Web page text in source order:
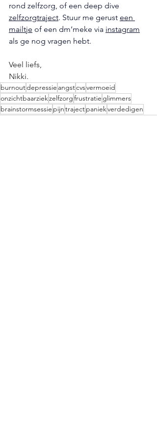
rond zelfzorg, of een deep dive
zelfzorgtraject. Stuur me gerust een
mailtje of een dm’meke via instagram
als ge nog vragen hebt.
Veel liefs,
Nikki.
burnoutdepressie angstcvsvermoeid
onzichtbaarziekzelfzorgfrustratie glimmers
brainstormsessie pijntrajectpaniekverdedigen